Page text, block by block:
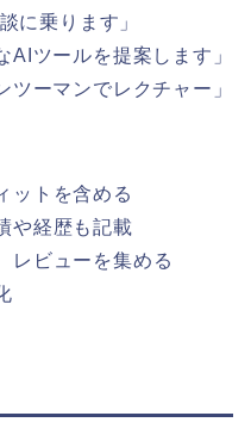
に乗ります」
ツールを提案します」
ーマンでレクチャー」
ットを含める
や経歴も記載
レビューを集める